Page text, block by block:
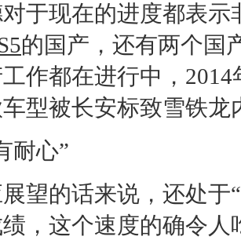
于现在的进度都表
的国产，还有两个国
作都在进行中，
型被长安标致雪铁龙
心”
的话来说，还处于“
，这个速度的确令